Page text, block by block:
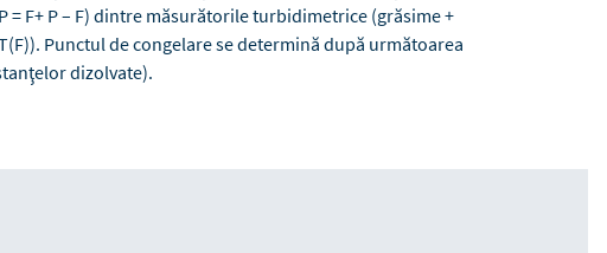
F+ P – F) dintre măsurătorile turbidimetrice (grăsime +
Punctul de congelare se determină după următoarea
dizolvate).